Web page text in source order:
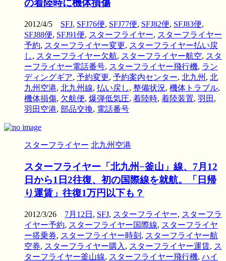
の着陸時に機体損傷
2012/4/5 SFJ, SFJ76便, SFJ77便, SFJ82便, SFJ83便,
SFJ88便, SFJ91便, スターフライヤー, スターフライヤー
予約, スターフライヤー変更, スターフライヤー払い戻
し, スターフライヤー欠航, スターフライヤー航空, スタ
ーフライヤー電話番号, スターフライヤー飛行機, ラン
ディングギア, 予約変更, 予約案内センター, 北九州 , 北
九州空港, 北九州線, 払い戻し, 整備状況, 機体トラブル,
機体損傷, 欠航便, 爆弾低気圧, 着陸時, 着陸装置, 羽田 ,
羽田空港, 部品交換, 電話番号
スターフライヤー 北九州空港
スターフライヤー「北九州−釜山」線、7月12
日から1日2往復、初の国際線を就航。「日帰
り運賃」往復1万円以下も？
2012/3/26 7月12日 , SFJ, スターフライヤー, スターフラ
イヤー予約, スターフライヤー国際線, スターフライヤ
ー搭乗券, スターフライヤー時刻 , スターフライヤー航
空券, スターフライヤー購入 , スターフライヤー運賃, ス
ターフライヤー釜山線, スターフライヤー飛行機, ハイ